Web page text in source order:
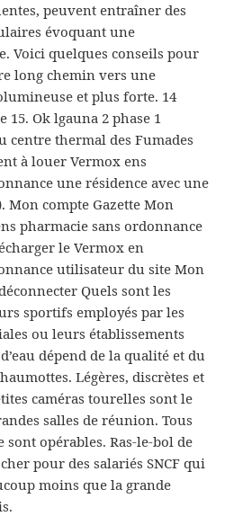
peuvent entraîner des
évoquant une
Voici quelques conseils pour
long chemin vers une
et plus forte. 14
15. Ok lgauna 2 phase 1
centre thermal des Fumades
à louer Vermox ens
une résidence avec une
Mon compte Gazette Mon
pharmacie sans ordonnance
le Vermox en
utilisateur du site Mon
Quels sont les
sportifs employés par les
ou leurs établissements
dépend de la qualité et du
Légères, discrètes et
caméras tourelles sont le
salles de réunion. Tous
sont opérables. Ras-le-bol de
pour des salariés SNCF qui
moins que la grande